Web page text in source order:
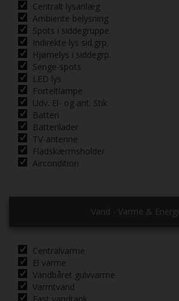
Centralt lysanlæg
Ambiente belysning
Spots i siddegruppe
Indirekte lys sid.grp.
Hjørnelys i siddegrp.
Senge-spots
LED lys
Forteltlampe
Udv. El- og ant. Stik
Batteri
Batterilader
TV-antenne
Fladskærmsholder
Aircondition
Vand - Varme & Energi
Centralvarme
El varme
Vandbåret gulvvarme
Varmtvand